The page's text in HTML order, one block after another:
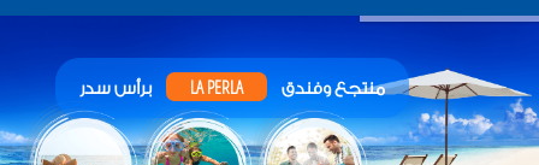
منتجع وفندق LA PERLA برأس سدر